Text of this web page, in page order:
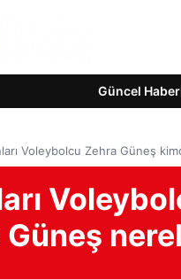
Güncel
Voleybolcu Zehra Güneş